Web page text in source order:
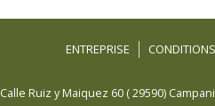
ENTREPRISE
Calle Ruiz y Maiquez 60 (29590)